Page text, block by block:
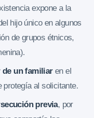
expone a la
hijo único en algunos
de grupos étnicos,
de un familiaren el
protegía al solicitante.
previa, por